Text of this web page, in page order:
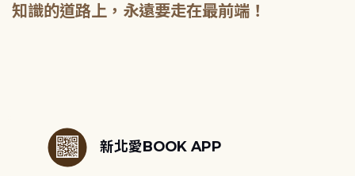
知識的道路上，永遠要走在最前端！
新北愛BOOK APP